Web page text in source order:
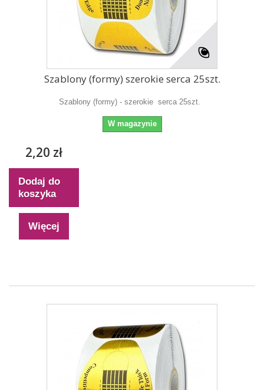
Szablony (formy) szerokie serca 25szt.
Szablony (formy) - szerokie serca 25szt.
W magazynie
2,20 zł
Dodaj do
koszyka
Więcej